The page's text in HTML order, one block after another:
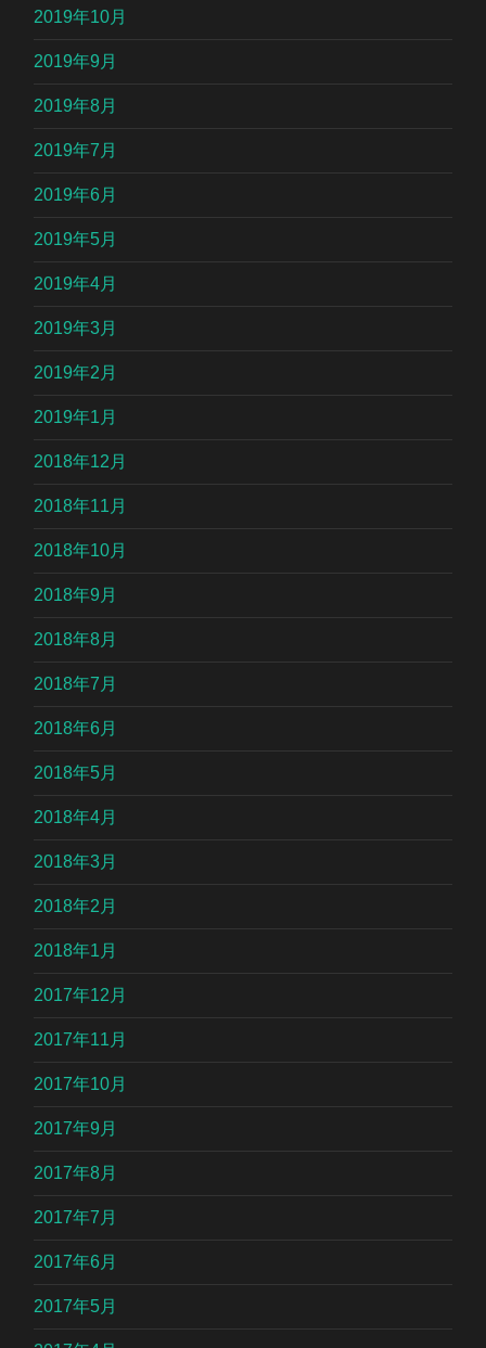
2019年10月
2019年9月
2019年8月
2019年7月
2019年6月
2019年5月
2019年4月
2019年3月
2019年2月
2019年1月
2018年12月
2018年11月
2018年10月
2018年9月
2018年8月
2018年7月
2018年6月
2018年5月
2018年4月
2018年3月
2018年2月
2018年1月
2017年12月
2017年11月
2017年10月
2017年9月
2017年8月
2017年7月
2017年6月
2017年5月